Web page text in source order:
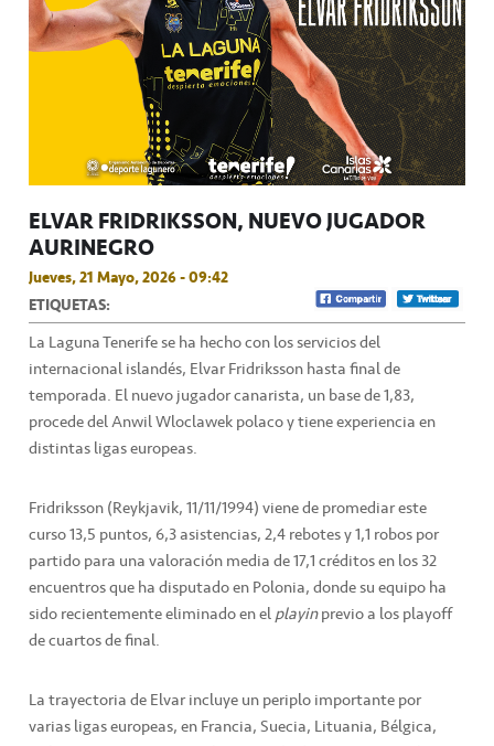
ELVAR FRIDRIKSSON, NUEVO JUGADOR
AURINEGRO
Jueves, 21 Mayo, 2026 - 09:42
ETIQUETAS:
La Laguna Tenerife se ha hecho con los servicios del
internacional islandés, Elvar Fridriksson hasta final de
temporada. El nuevo jugador canarista, un base de 1,83,
procede del Anwil Wloclawek polaco y tiene experiencia en
distintas ligas europeas.
Fridriksson (Reykjavik, 11/11/1994) viene de promediar este
curso 13,5 puntos, 6,3 asistencias, 2,4 rebotes y 1,1 robos por
partido para una valoración media de 17,1 créditos en los 32
encuentros que ha disputado en Polonia, donde su equipo ha
sido recientemente eliminado en elplayinprevio a los playoff
de cuartos de final.
La trayectoria de Elvar incluye un periplo importante por
varias ligas europeas, en Francia, Suecia, Lituania, Bélgica,